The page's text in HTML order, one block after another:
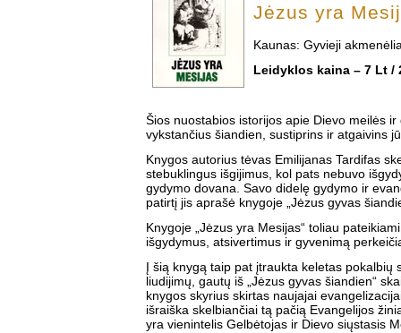
Jėzus yra
Kaunas: Gyvieji
Leidyklos kaina – 7 Lt /
Šios nuostabios istorijos apie Dievo meilės
vykstančius šiandien, sustiprins ir atgaivins
Knygos autorius tėvas Emilijanas Tardifas
stebuklingus išgijimus, kol pats nebuvo
gydymo dovana. Savo didelę gydymo ir
patirtį jis aprašė knygoje „Jėzus gyvas
Knygoje „Jėzus yra Mesijas“ toliau
išgydymus, atsivertimus ir gyvenimą
Į šią knygą taip pat įtraukta keletas pokalbių
liudijimų, gautų iš „Jėzus gyvas šiandien“
knygos skyrius skirtas naujajai
išraiška skelbiančiai tą pačią Evangelijos
yra vienintelis Gelbėtojas ir Dievo siųstasis